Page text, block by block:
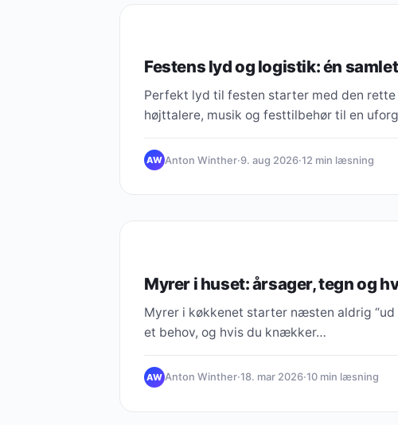
Festens lyd og logistik: én
Perfekt lyd til festen starter med den
højttalere, musik og festtilbehør til en
AW Anton Winther·9. aug 2026·12 min læsning
Myrer i huset: årsager, tegn og
Myrer i køkkenet starter næsten aldrig
et behov, og hvis du knækker…
AW Anton Winther·18. mar 2026·10 min læsning